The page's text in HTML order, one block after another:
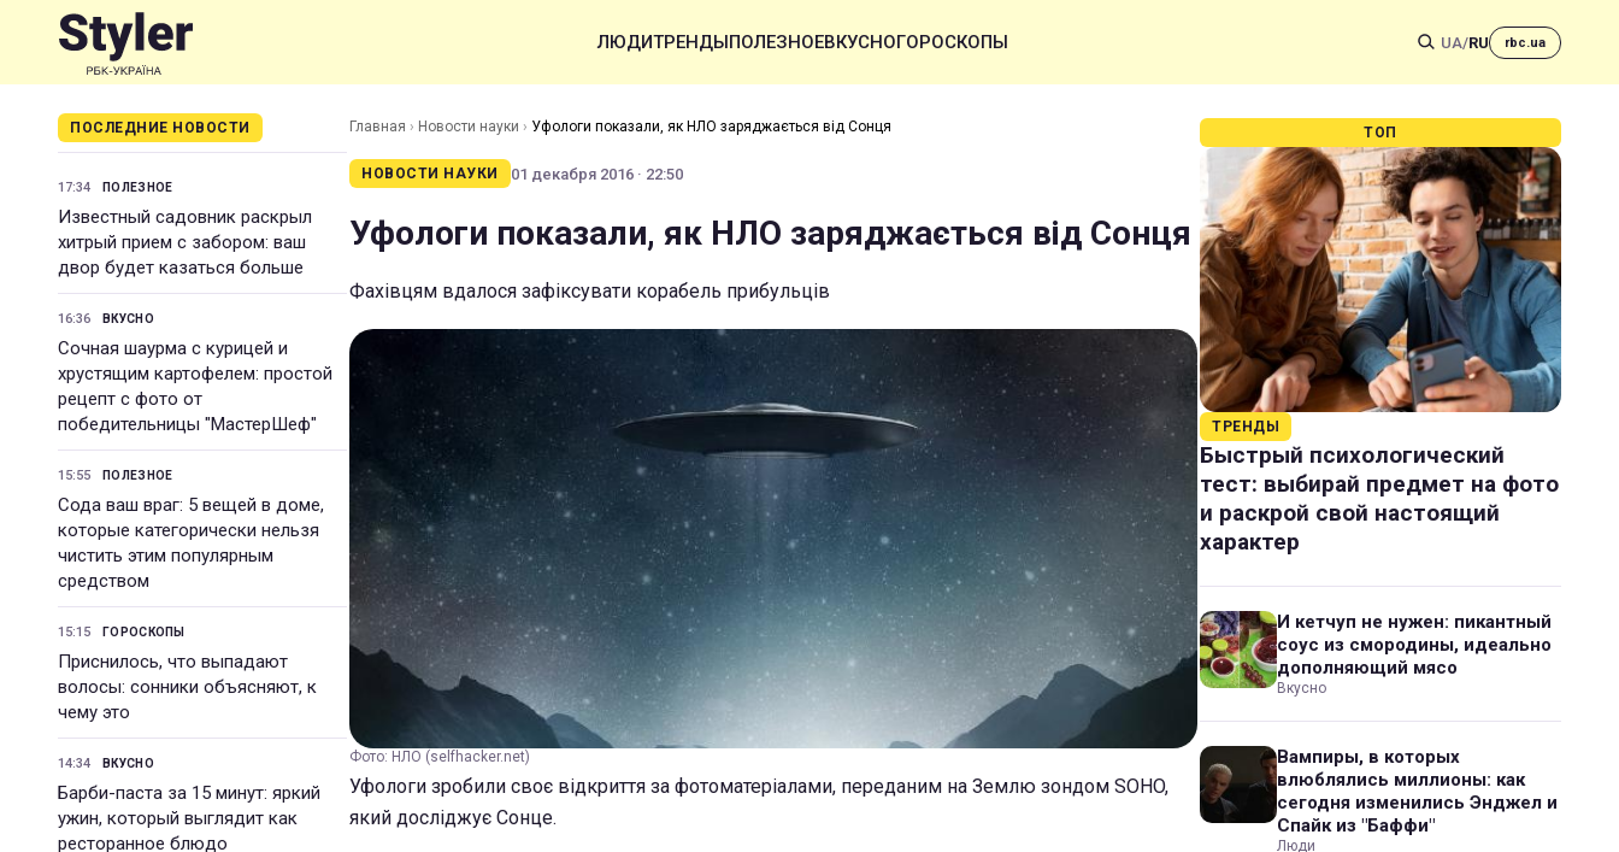
ЛЮДИТРЕНДЫПОЛЕЗНОЕВКУСНОГОРОСКОПЫ UA/RU rbc.ua
ПОСЛЕДНИЕ НОВОСТИ
17:34 ПОЛЕЗНОЕ
Известный садовник раскрыл
хитрый прием с забором: ваш
двор будет казаться больше
16:36 ВКУСНО
Сочная шаурма с курицей и
хрустящим картофелем: простой
рецепт с фото от
победительницы "МастерШеф"
15:55 ПОЛЕЗНОЕ
Сода ваш враг: 5 вещей в доме,
которые категорически нельзя
чистить этим популярным
средством
15:15 ГОРОСКОПЫ
Приснилось, что выпадают
волосы: сонники объясняют, к
чему это
14:34 ВКУСНО
Барби-паста за 15 минут: яркий
ужин, который выглядит как
ресторанное блюдо
Главная › Новости науки › Уфологи показали, як НЛО заряджається від Сонця
НОВОСТИ НАУКИ 01 декабря 2016 · 22:50
Уфологи показали, як НЛО заряджається від Сонця
Фахівцям вдалося зафіксувати корабель прибульців
Фото: НЛО (selfhacker.net)
Уфологи зробили своє відкриття за фотоматеріалами, переданим на Землю зондом SOHO,
який досліджує Сонце.
ТОП
ТРЕНДЫ
Быстрый психологический
тест: выбирай предмет на фото
и раскрой свой настоящий
характер
И кетчуп не нужен: пикантный
соус из смородины, идеально
дополняющий мясо
Вкусно
Вампиры, в которых
влюблялись миллионы: как
сегодня изменились Энджел и
Спайк из "Баффи"
Люди